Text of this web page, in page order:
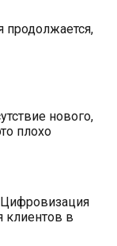
нового,
плохо
клиентов в